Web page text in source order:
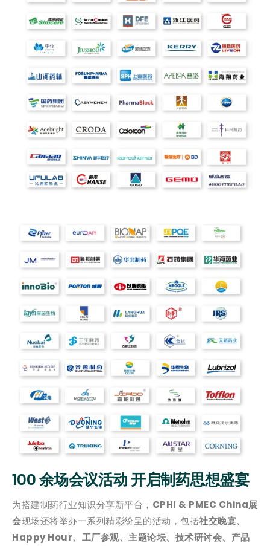
100 余场会议活动 开启制药思想盛宴
为搭建制药行业知识分享新平台， CPHI & PMEC China展
会现场还将举办一系列精彩纷呈的活动，包括社交晚宴、
Happy Hour、工厂参观、主题论坛、技术研讨会、产品